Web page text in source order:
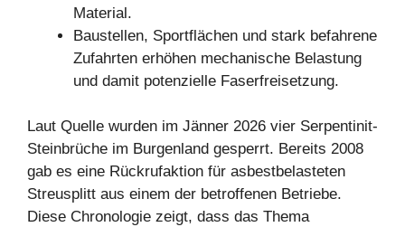
Material.
Baustellen, Sportflächen und stark befahrene
Zufahrten erhöhen mechanische Belastung
und damit potenzielle Faserfreisetzung.
Laut Quelle wurden im Jänner 2026 vier Serpentinit-
Steinbrüche im Burgenland gesperrt. Bereits 2008
gab es eine Rückrufaktion für asbestbelasteten
Streusplitt aus einem der betroffenen Betriebe.
Diese Chronologie zeigt, dass das Thema